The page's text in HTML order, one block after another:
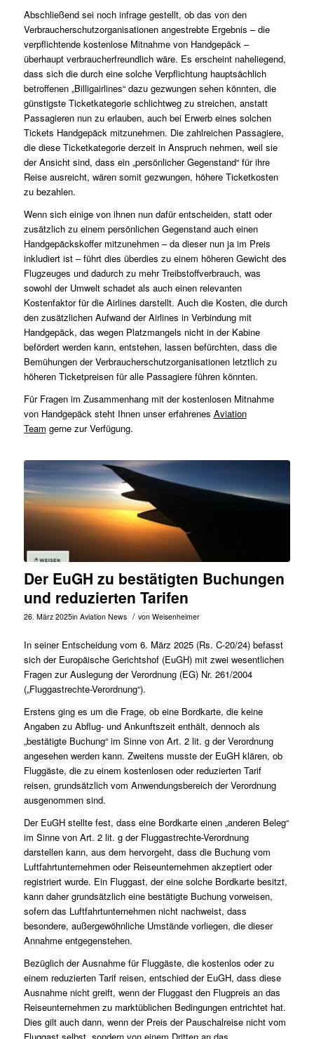
Abschließend sei noch infrage gestellt, ob das von den
Verbraucherschutzorganisationen angestrebte Ergebnis – die
verpflichtende kostenlose Mitnahme von Handgepäck –
überhaupt verbraucherfreundlich wäre. Es erscheint naheliegend,
dass sich die durch eine solche Verpflichtung hauptsächlich
betroffenen „Billigairlines“ dazu gezwungen sehen könnten, die
günstigste Ticketkategorie schlichtweg zu streichen, anstatt
Passagieren nun zu erlauben, auch bei Erwerb eines solchen
Tickets Handgepäck mitzunehmen. Die zahlreichen Passagiere,
die diese Ticketkategorie derzeit in Anspruch nehmen, weil sie
der Ansicht sind, dass ein „persönlicher Gegenstand“ für ihre
Reise ausreicht, wären somit gezwungen, höhere Ticketkosten
zu bezahlen.
Wenn sich einige von ihnen nun dafür entscheiden, statt oder
zusätzlich zu einem persönlichen Gegenstand auch einen
Handgepäckskoffer mitzunehmen – da dieser nun ja im Preis
inkludiert ist – führt dies überdies zu einem höheren Gewicht des
Flugzeuges und dadurch zu mehr Treibstoffverbrauch, was
sowohl der Umwelt schadet als auch einen relevanten
Kostenfaktor für die Airlines darstellt. Auch die Kosten, die durch
den zusätzlichen Aufwand der Airlines in Verbindung mit
Handgepäck, das wegen Platzmangels nicht in der Kabine
befördert werden kann, entstehen, lassen befürchten, dass die
Bemühungen der Verbraucherschutzorganisationen letztlich zu
höheren Ticketpreisen für alle Passagiere führen könnten.
Für Fragen im Zusammenhang mit der kostenlosen Mitnahme
von Handgepäck steht Ihnen unser erfahrenes Aviation
Team gerne zur Verfügung.
Der EuGH zu bestätigten Buchungen
und reduzierten Tarifen
26. März 2025in Aviation News / von Weisenheimer
In seiner Entscheidung vom 6. März 2025 (Rs. C-20/24) befasst
sich der Europäische Gerichtshof (EuGH) mit zwei wesentlichen
Fragen zur Auslegung der Verordnung (EG) Nr. 261/2004
(„Fluggastrechte-Verordnung“).
Erstens ging es um die Frage, ob eine Bordkarte, die keine
Angaben zu Abflug- und Ankunftszeit enthält, dennoch als
„bestätigte Buchung“ im Sinne von Art. 2 lit. g der Verordnung
angesehen werden kann. Zweitens musste der EuGH klären, ob
Fluggäste, die zu einem kostenlosen oder reduzierten Tarif
reisen, grundsätzlich vom Anwendungsbereich der Verordnung
ausgenommen sind.
Der EuGH stellte fest, dass eine Bordkarte einen „anderen Beleg“
im Sinne von Art. 2 lit. g der Fluggastrechte-Verordnung
darstellen kann, aus dem hervorgeht, dass die Buchung vom
Luftfahrtunternehmen oder Reiseunternehmen akzeptiert oder
registriert wurde. Ein Fluggast, der eine solche Bordkarte besitzt,
kann daher grundsätzlich eine bestätigte Buchung vorweisen,
sofern das Luftfahrtunternehmen nicht nachweist, dass
besondere, außergewöhnliche Umstände vorliegen, die dieser
Annahme entgegenstehen.
Bezüglich der Ausnahme für Fluggäste, die kostenlos oder zu
einem reduzierten Tarif reisen, entschied der EuGH, dass diese
Ausnahme nicht greift, wenn der Fluggast den Flugpreis an das
Reiseunternehmen zu marktüblichen Bedingungen entrichtet hat.
Dies gilt auch dann, wenn der Preis der Pauschalreise nicht vom